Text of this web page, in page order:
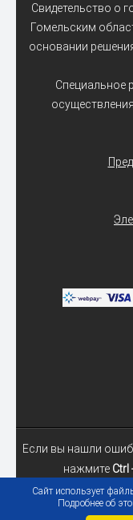
Свидетельство о
Гомельским
основании
Специальное
Если вы нашли
нажмите Ctrl
© 2026 Учреждение
Сайт использует
Подробнее об